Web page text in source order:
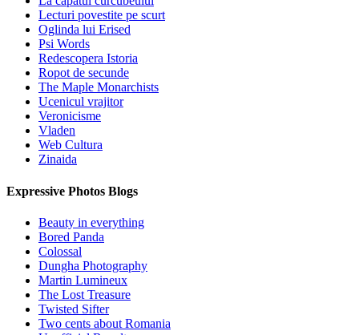
Lecturi povestite pe scurt
Oglinda lui Erised
Psi Words
Redescopera Istoria
Ropot de secunde
The Maple Monarchists
Ucenicul vrajitor
Veronicisme
Vladen
Web Cultura
Zinaida
Expressive Photos Blogs
Beauty in everything
Bored Panda
Colossal
Dungha Photography
Martin Lumineux
The Lost Treasure
Twisted Sifter
Two cents about Romania